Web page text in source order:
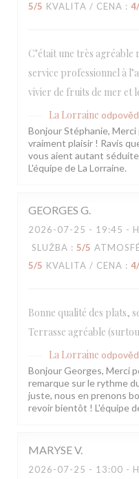
5/5 KVALITA / CENA : 4
C’était une très
service professionnel à
vivier de fruits de mer et
La Lorraine
Bonjour Stéphanie,
vraiment plaisir ! Ravis
vous aient autant
L'équipe de La Lorraine.
GEORGES G
2026-07-25 - 19:45 -
SLUŽBA : 5/5
5/5 KVALITA / CENA : 4
Bonne qualité des plats,
Terrasse agréable
La Lorraine
Bonjour Georges, Merci
remarque sur le rythme
juste, nous en prenons
revoir bientôt ! L'équipe
MARYSEV
2026-07-25 - 13:00 -